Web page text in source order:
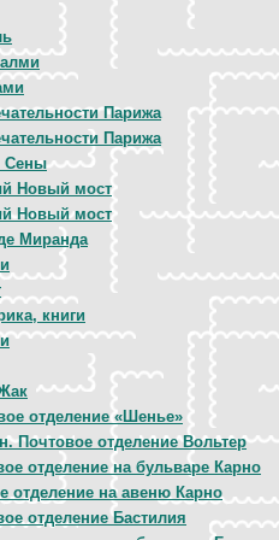
Парижа
Парижа
Сены
Новый мост
Новый мост
Миранда
книги
отделение «Шенье»
Почтовое отделение Вольтер
отделение на бульваре Карно
отделение на авеню Карно
отделение Бастилия